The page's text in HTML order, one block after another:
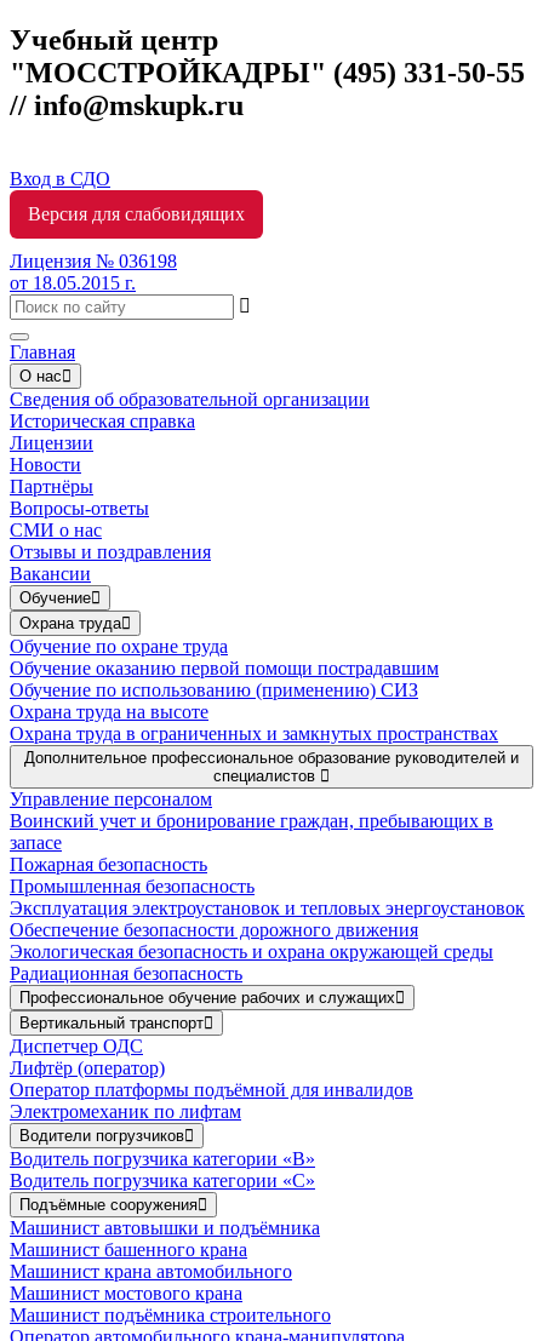
Учебный центр
"МОССТРОЙКАДРЫ" (495) 331-50-55
// info@mskupk.ru
Вход в СДО
Версия для слабовидящих
Лицензия № 036198
от 18.05.2015 г.
Toggle
navigation
Главная
О нас
Сведения об образовательной организации
Историческая справка
Лицензии
Новости
Партнёры
Вопросы-ответы
СМИ о нас
Отзывы и поздравления
Вакансии
Обучение
Охрана труда
Обучение по охране труда
Обучение оказанию первой помощи пострадавшим
Обучение по использованию (применению) СИЗ
Охрана труда на высоте
Охрана труда в ограниченных и замкнутых пространствах
Дополнительное профессиональное образование руководителей и
специалистов
Управление персоналом
Воинский учет и бронирование граждан, пребывающих в
запасе
Пожарная безопасность
Промышленная безопасность
Эксплуатация электроустановок и тепловых энергоустановок
Обеспечение безопасности дорожного движения
Экологическая безопасность и охрана окружающей среды
Радиационная безопасность
Профессиональное обучение рабочих и служащих
Вертикальный транспорт
Диспетчер ОДС
Лифтёр (оператор)
Оператор платформы подъёмной для инвалидов
Электромеханик по лифтам
Водители погрузчиков
Водитель погрузчика категории «B»
Водитель погрузчика категории «С»
Подъёмные сооружения
Машинист автовышки и подъёмника
Машинист башенного крана
Машинист крана автомобильного
Машинист мостового крана
Машинист подъёмника строительного
Оператор автомобильного крана-манипулятора